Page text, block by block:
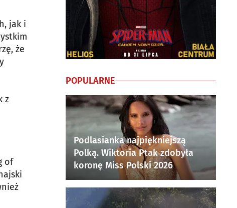
jak i
że
z
of
POPULARNE
Podlasianka najpiękniejszą
Polką. Wiktoria Ptak zdobyła
koronę Miss Polski 2026